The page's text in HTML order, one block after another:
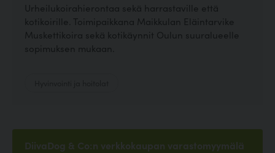
Urheilukoirahierontaa sekä harrastaville että
kotikoirille. Toimipaikkana Maikkulan Eläintarvike
Muskettikoira sekä kotikäynnit Oulun suuralueelle
sopimuksen mukaan.
DiivaDog & Co:n verkkokaupan varastomyymälä